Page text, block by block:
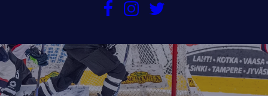
SARJA KATKOLLA KESKIVIIKKONA